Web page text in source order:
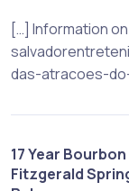
[…] Information
das-atracoes-
17 Year
Fitzgerald